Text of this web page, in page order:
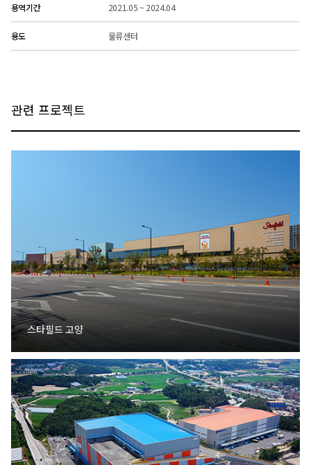
용역기간 2021.05 ~ 2024.04
용도 물류센터
관련 프로젝트
스타필드 고양